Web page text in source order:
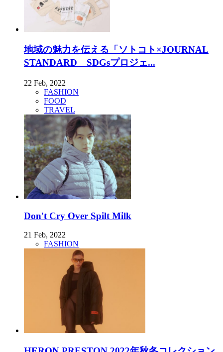
地域の魅力を伝える「ソトコト×JOURNAL
STANDARD SDGsプロジェ...
22 Feb, 2022
FASHION
FOOD
TRAVEL
Don't Cry Over Spilt Milk
21 Feb, 2022
FASHION